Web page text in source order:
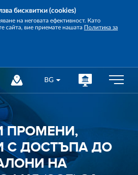
бисквитки (cookies)
на неговата ефективност. Като
сайта, вие приемате нашата Политика за
BG
ПРОМЕНИ,
С ДОСТЪПА ДО
НА